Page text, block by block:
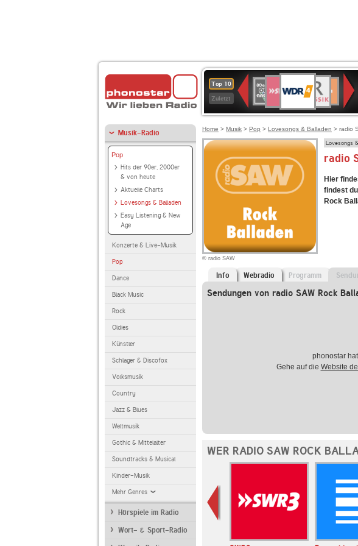
Top 10
Zuletzt
Deutschlandfunk
80er
90er
OLDIE
ANTENNE
4
KLASSIK
Kultur
Kultur
2
Musik-Radio
Pop
Hits der 90er, 2000er
& von heute
Aktuelle Charts
Lovesongs & Balladen
Easy Listening & New
Age
Konzerte & Live-Musik
Pop
Dance
Black Music
Rock
Oldies
Künstler
Schlager & Discofox
Volksmusik
Country
Jazz & Blues
Weltmusik
Gothic & Mittelalter
Soundtracks & Musical
Kinder-Musik
Mehr Genres
Hörspiele im Radio
Wort- & Sport-Radio
Home > Musik > Pop > Lovesongs & Balladen > radio
© radio SAW
Lovesongs
radio
Hier
findest
Rock
Info Webradio Programm
Sendungen von radio SAW Rock
phonostar
Gehe auf die Website
WER RADIO SAW ROCK